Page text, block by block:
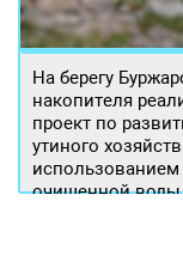
На берегу
накопителя
проект по
утиного
использованием
очищенной воды